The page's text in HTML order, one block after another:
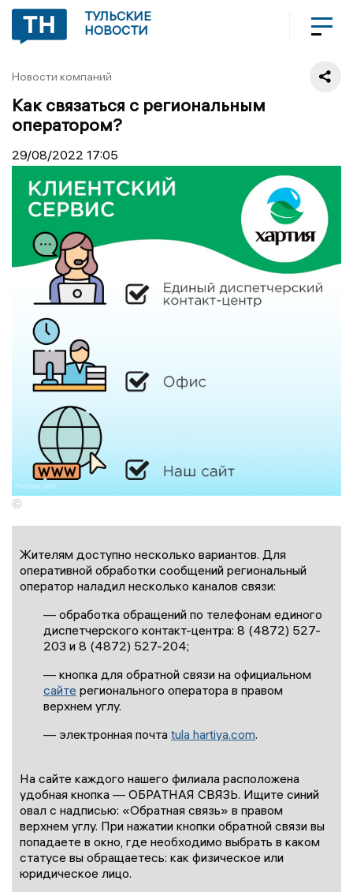
ТУЛЬСКИЕ
НОВОСТИ
Новости компаний
Как связаться с региональным
оператором?
29/08/2022 17:05
©
Жителям доступно несколько вариантов. Для
оперативной обработки сообщений региональный
оператор наладил несколько каналов связи:
— обработка обращений по телефонам единого
диспетчерского контакт-центра: 8 (4872) 527-
203 и 8 (4872) 527-204;
— кнопка для обратной связи на официальном
сайте регионального оператора в правом
верхнем углу.
— электронная почта tula hartiya.com.
На сайте каждого нашего филиала расположена
удобная кнопка — ОБРАТНАЯ СВЯЗЬ. Ищите синий
овал с надписью: «Обратная связь» в правом
верхнем углу. При нажатии кнопки обратной связи вы
попадаете в окно, где необходимо выбрать в каком
статусе вы обращаетесь: как физическое или
юридическое лицо.